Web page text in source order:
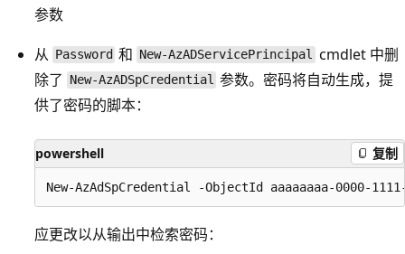
参数
从 Password 和 New-AzADServicePrincipal cmdlet 中删
除了
New-AzADSpCredential 参数。密码将自动生成，提
供了密码的脚本：
powershell 复制
应更改以从输出中检索密码：